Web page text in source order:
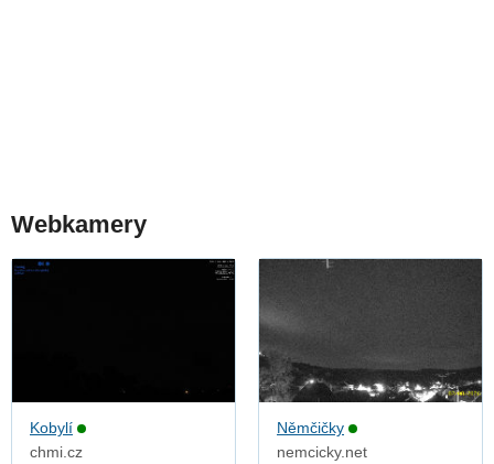
Webkamery
Kobylí
chmi.cz
Němčičky
nemcicky.net